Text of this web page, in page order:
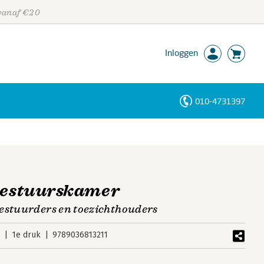
€20
Inloggen
010-4731397
en toezichthouders
1e druk 9789036813211
Personen